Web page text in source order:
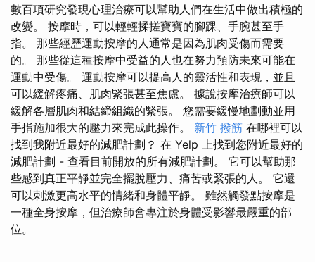
數百項研究發現心理治療可以幫助人們在生活中做出積極的
改變。 按摩時，可以輕輕揉搓寶寶的腳踝、手腕甚至手
指。 那些經歷運動按摩的人通常是因為肌肉受傷而需要
的。 那些從這種按摩中受益的人也在努力預防未來可能在
運動中受傷。 運動按摩可以提高人的靈活性和表現，並且
可以緩解疼痛、肌肉緊張甚至焦慮。 據說按摩治療師可以
緩解各層肌肉和結締組織的緊張。 您需要緩慢地劃動並用
手指施加很大的壓力來完成此操作。 新竹 撥筋 在哪裡可以
找到我附近最好的減肥計劃？ 在 Yelp 上找到您附近最好的
減肥計劃 - 查看目前開放的所有減肥計劃。 它可以幫助那
些感到真正平靜並完全擺脫壓力、痛苦或緊張的人。 它還
可以刺激更高水平的情緒和身體平靜。 雖然觸發點按摩是
一種全身按摩，但治療師會專注於身體受影響最嚴重的部
位。